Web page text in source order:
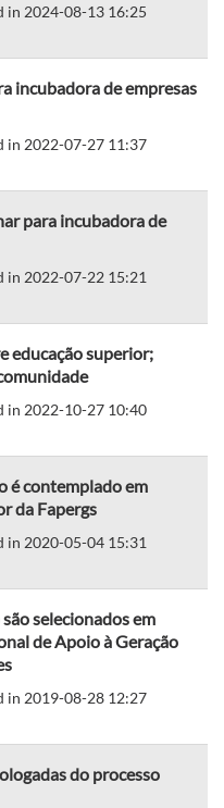
in 2024-08-13 16:25
incubadora de empresas
in 2022-07-27 11:37
para incubadora de
in 2022-07-22 15:21
educação superior;
in 2022-10-27 10:40
é contemplado em
da Fapergs
in 2020-05-04 15:31
selecionados em
de Apoio à Geração
in 2019-08-28 12:27
do processo